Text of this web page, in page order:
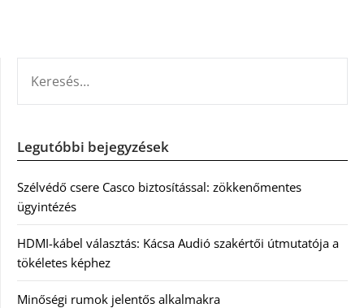
Legutóbbi bejegyzések
Szélvédő csere Casco biztosítással: zökkenőmentes
ügyintézés
HDMI-kábel választás: Kácsa Audió szakértői útmutatója a
tökéletes képhez
Minőségi rumok jelentős alkalmakra